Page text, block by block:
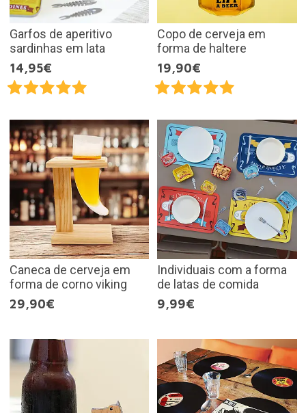
Garfos de aperitivo
sardinhas em lata
14,95€
Copo de cerveja em
forma de haltere
19,90€
Caneca de cerveja em
forma de corno viking
29,90€
Individuais com a forma
de latas de comida
9,99€